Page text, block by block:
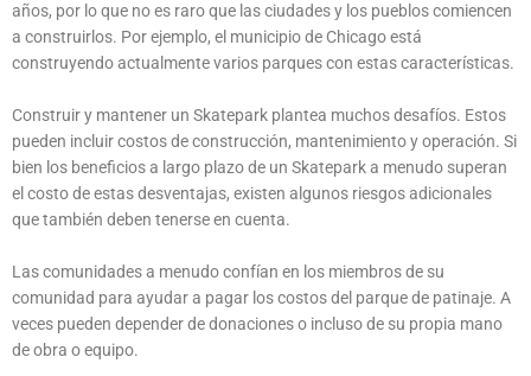
años, por lo que no es raro que las ciudades y los pueblos comiencen
a construirlos. Por ejemplo, el municipio de Chicago está
construyendo actualmente varios parques con estas características.
Construir y mantener un Skatepark plantea muchos desafíos. Estos
pueden incluir costos de construcción, mantenimiento y operación. Si
bien los beneficios a largo plazo de un Skatepark a menudo superan
el costo de estas desventajas, existen algunos riesgos adicionales
que también deben tenerse en cuenta.
Las comunidades a menudo confían en los miembros de su
comunidad para ayudar a pagar los costos del parque de patinaje. A
veces pueden depender de donaciones o incluso de su propia mano
de obra o equipo.